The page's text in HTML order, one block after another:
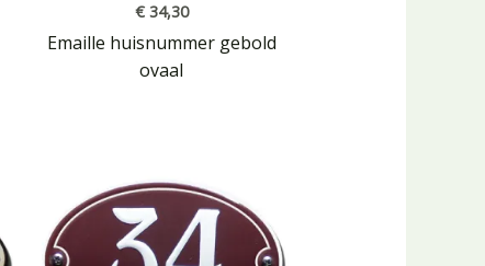
€34,30
Emaille huisnummer gebold
ovaal